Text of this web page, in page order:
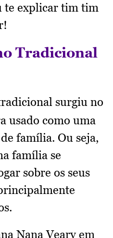
te explicar tim tim
Tradicional
surgiu no
usado como uma
família. Ou seja,
família se
sobre os seus
Nana Veary em